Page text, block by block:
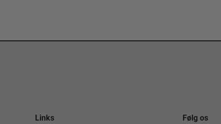
Links
Følg os